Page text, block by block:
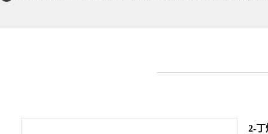
2-